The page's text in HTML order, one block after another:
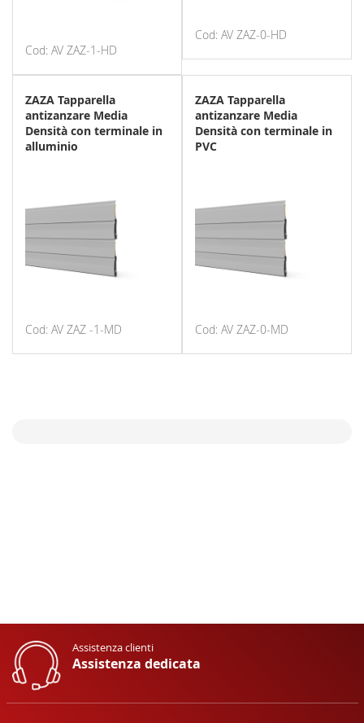
Cod: AV ZAZ-1-HD
Cod: AV ZAZ-0-HD
ZAZA Tapparella
antizanzare Media
Densità con terminale in
alluminio
Cod: AV ZAZ -1-MD
ZAZA Tapparella
antizanzare Media
Densità con terminale in
PVC
Cod: AV ZAZ-0-MD
Assistenza clienti
Assistenza dedicata